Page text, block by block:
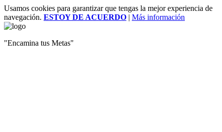
Usamos cookies para garantizar que tengas la mejor experiencia de
navegación. ESTOY DE ACUERDO | Más información
"Encamina tus Metas"